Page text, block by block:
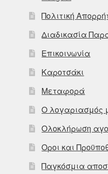
Πολιτική
Διαδικασία
Επικοινωνία
Καροτσάκι
Μεταφορά
Ο λογαριασμός
Ολοκλήρωση
Οροι και
Παγκόσμια